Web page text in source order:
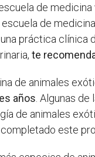
de
de
práctica clínica
te
de animales
años . Algunas
de animales
completado este